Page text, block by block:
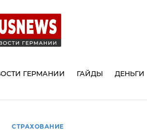
ГЕРМАНИИ ГАЙДЫ ДЕНЬГИ
СТРАХОВАНИЕ